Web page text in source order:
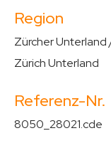
Region
Zürcher Unterland
Zürich Unterland
Referenz-Nr.
8050_28021.cde